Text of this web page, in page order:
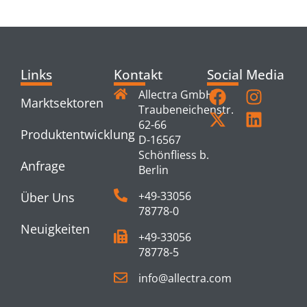
Links
Marktsektoren
Produktentwicklung
Anfrage
Über Uns
Neuigkeiten
Kontakt
Allectra GmbH
Traubeneichenstr.
62-66
D-16567
Schönfliess b.
Berlin
+49-33056
78778-0
+49-33056
78778-5
info@allectra.com
Social Media